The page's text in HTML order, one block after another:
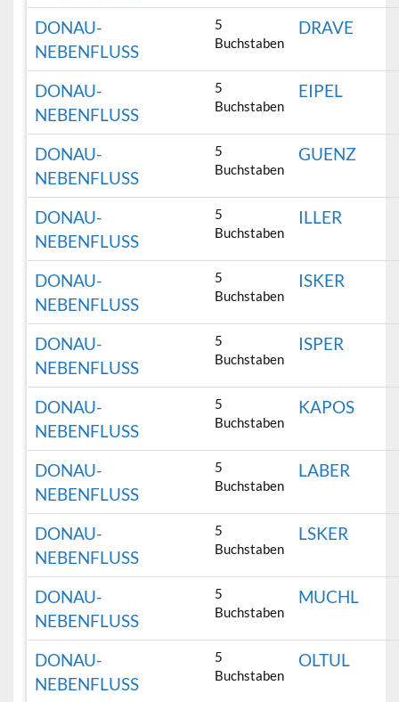
DONAU-
NEBENFLUSS
5
Buchstaben
DRAVE
DONAU-
NEBENFLUSS
5
Buchstaben
EIPEL
DONAU-
NEBENFLUSS
5
Buchstaben
GUENZ
DONAU-
NEBENFLUSS
5
Buchstaben
ILLER
DONAU-
NEBENFLUSS
5
Buchstaben
ISKER
DONAU-
NEBENFLUSS
5
Buchstaben
ISPER
DONAU-
NEBENFLUSS
5
Buchstaben
KAPOS
DONAU-
NEBENFLUSS
5
Buchstaben
LABER
DONAU-
NEBENFLUSS
5
Buchstaben
LSKER
DONAU-
NEBENFLUSS
5
Buchstaben
MUCHL
DONAU-
NEBENFLUSS
5
Buchstaben
OLTUL